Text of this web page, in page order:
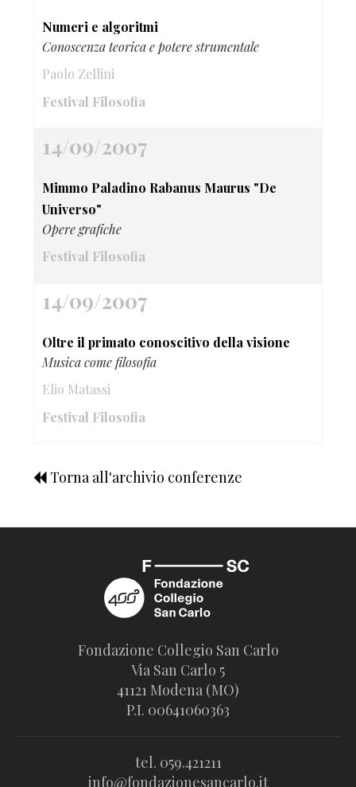
Numeri e algoritmi
Conoscenza teorica e potere strumentale
Paolo Zellini
Festival Filosofia
14/09/2007
Mimmo Paladino Rabanus Maurus "De
Universo"
Opere grafiche
Festival Filosofia
14/09/2007
Oltre il primato conoscitivo della visione
Musica come filosofia
Elio Matassi
Festival Filosofia
Torna all'archivio conferenze
Fondazione Collegio San Carlo
Via San Carlo 5
41121 Modena (MO)
P.I. 00641060363
tel. 059.421211
info@fondazionesancarlo.it